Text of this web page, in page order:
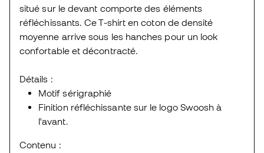
situé sur le devant comporte des éléments
réfléchissants. Ce T-shirt en coton de densité
moyenne arrive sous les hanches pour un look
confortable et décontracté.
Détails :
Motif sérigraphié
Finition réfléchissante sur le logo Swoosh à
l'avant.
Contenu :